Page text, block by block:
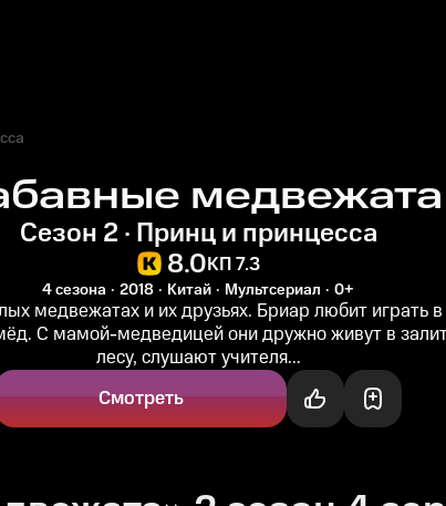
медвежата
Сезон 2 · Принц и принцесса
8.0КП 7.3
4 сезона 2018 Китай Мультсериал 0+
медвежатах и их друзьях. Бриар любит играть
С мамой-медведицей они дружно живут в
лесу, слушают учителя...
Смотреть